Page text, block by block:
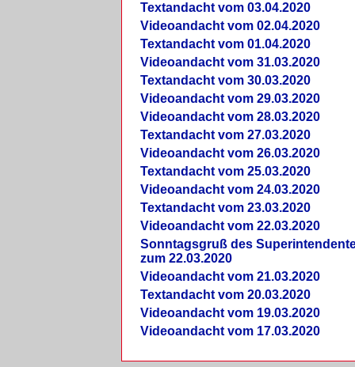
Textandacht vom 03.04.2020
Videoandacht vom 02.04.2020
Textandacht vom 01.04.2020
Videoandacht vom 31.03.2020
Textandacht vom 30.03.2020
Videoandacht vom 29.03.2020
Videoandacht vom 28.03.2020
Textandacht vom 27.03.2020
Videoandacht vom 26.03.2020
Textandacht vom 25.03.2020
Videoandacht vom 24.03.2020
Textandacht vom 23.03.2020
Videoandacht vom 22.03.2020
Sonntagsgruß des
zum 22.03.2020
Videoandacht vom 21.03.2020
Textandacht vom 20.03.2020
Videoandacht vom 19.03.2020
Videoandacht vom 17.03.2020